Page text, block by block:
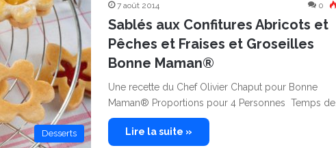
Desserts
7 août 2014 0
Sablés aux Confitures Abricots et
Pêches et Fraises et Groseilles
Bonne Maman®
Une recette du Chef Olivier Chaput pour Bonne
Maman® Proportions pour 4 Personnes Temps de…
Lire la suite »